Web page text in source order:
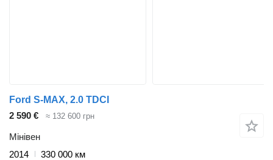
Ford S-MAX, 2.0 TDCI
2 590 €
≈ 132 600 грн
Мінівен
2014
330 000 км